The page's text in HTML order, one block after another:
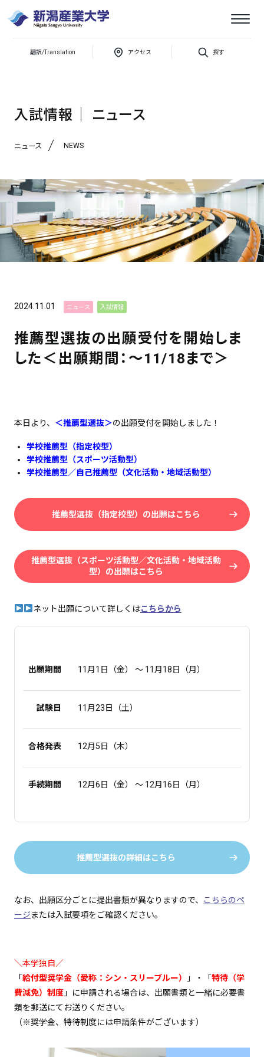
翻訳/Translation アクセス 探す
潟
産
業
推薦型選抜の出願受付を開始しました＜出願期間：～11/18まで＞
入試情報│ ニュース
ニュース NEWS
2024.11.01 ニュース 入試情報
推薦型選抜の出願受付を開始しま
した＜出願期間：～11/18まで＞
本日より、 ＜推薦型選抜＞の出願受付を開始しました！
学校推薦型（指定校型）
学校推薦型（スポーツ活動型）
学校推薦型／自己推薦型（文化活動・地域活動型）
推薦型選抜（指定校型）の出願はこちら
推薦型選抜（スポーツ活動型／文化活動・地域活動
型）の出願はこちら
ネット出願について詳しくはこちらから
出願期間 11月1日（金） ～ 11月18日（月）
試験日 11月23日（土）
合格発表 12月5日（木）
手続期間 12月6日（金） ～ 12月16日（月）
推薦型選抜の詳細はこちら
なお、出願区分ごとに提出書類が異なりますので、
こちらのペ
ージまたは入試要項をご確認ください。
＼本学独自／
「 給付型奨学金（愛称：シン・スリーブルー） 」・「 特待（学
費減免）制度」に申請される場合は、出願書類と一緒に必要書
類を郵送にてお送りください。
（※奨学金、特待制度には申請条件がございます）